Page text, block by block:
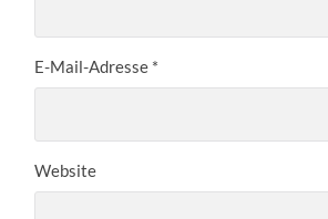
E-Mail-Adresse *
Website